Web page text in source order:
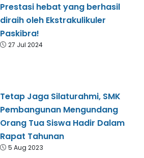
Prestasi hebat yang berhasil
diraih oleh Ekstrakulikuler
Paskibra!
27 Jul 2024
Tetap Jaga Silaturahmi, SMK
Pembangunan Mengundang
Orang Tua Siswa Hadir Dalam
Rapat Tahunan
5 Aug 2023